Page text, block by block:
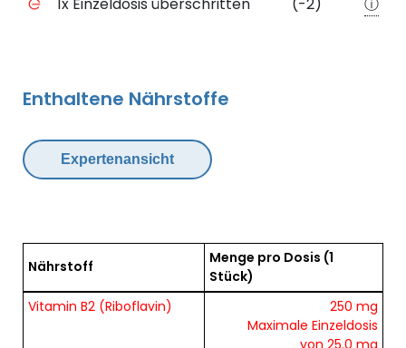
Enthaltene Nährstoffe
Expertenansicht
Übersicht der enthaltenen Nährstoffe pro Dosis
Nährstoff Menge pro Dosis (1
Stück)
Vitamin B2 (Riboflavin)
250 mg
Maximale Einzeldosis